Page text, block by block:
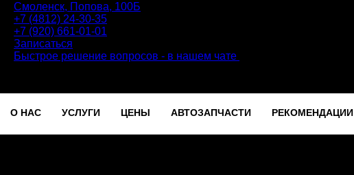
Смоленск, Попова, 100Б
+7 (4812) 24-30-35
+7 (920) 661-01-01
Записаться
Быстрое решение вопросов - в нашем чате
О НАС УСЛУГИ ЦЕНЫ АВТОЗАПЧАСТИ РЕКОМЕНДАЦИИ